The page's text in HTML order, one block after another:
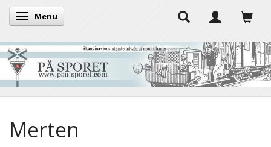
Skifte navigation
Menu
Merten